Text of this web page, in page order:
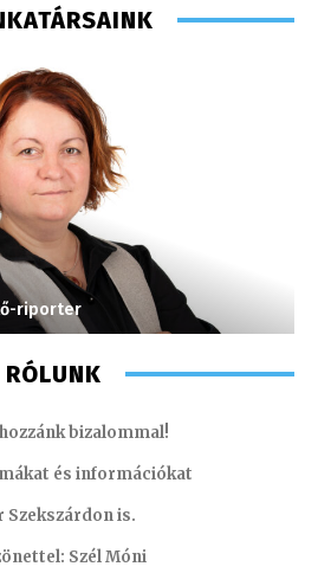
riporter
RÓLUNK
bizalommal!
és információkat
Szekszárdon is.
Szél Móni